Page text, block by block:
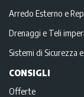
Arredo Esterno e
Drenaggi e Teli
Sistemi di Sicurezza
CONSIGLI
Offerte